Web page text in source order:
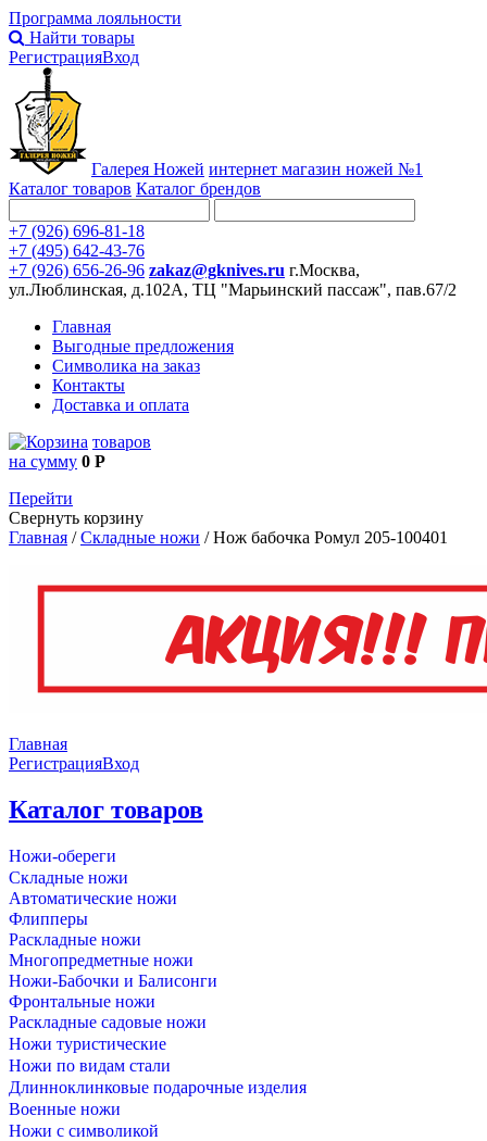
Программа лояльности
Найти товары
РегистрацияВход
Галерея Ножей интернет магазин ножей №1
Каталог товаров Каталог брендов
+7 (926) 696-81-18
+7 (495) 642-43-76
+7 (926) 656-26-96 zakaz@gknives.ru г.Москва,
ул.Люблинская, д.102А, ТЦ "Марьинский пассаж", пав.67/2
Главная
Выгодные предложения
Символика на заказ
Контакты
Доставка и оплата
товаров
на сумму 0 Р
Перейти
Свернуть корзину
Главная /Складные ножи /Нож бабочка Ромул 205-100401
Главная
РегистрацияВход
Каталог товаров
Ножи-обереги
Складные ножи
Автоматические ножи
Флипперы
Раскладные ножи
Многопредметные ножи
Ножи-Бабочки и Балисонги
Фронтальные ножи
Раскладные садовые ножи
Ножи туристические
Ножи по видам стали
Длинноклинковые подарочные изделия
Военные ножи
Ножи с символикой